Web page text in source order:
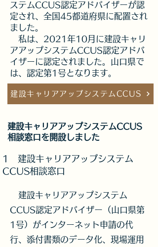
ステムCCUS認定アドバイザーが認
定され、全国45都道府県に配置され
ました。
​ 私は、2021年10月に建設キャリ
アアップシステムCCUS認定アドバ
イザーに認定されました。山口県で
は、認定第1号となります。
建設キャリアアップシステムCCUS
​建設キャリアアップシステムCCUS
相談窓口を開設しました
1 建設キャリアアップシステム
CCUS相談窓口
建設キャリアアップシステム
CCUS認定アドバイザー（山口県第
1号）がインターネット申請の代
行、添付書類のデータ化、現場運用